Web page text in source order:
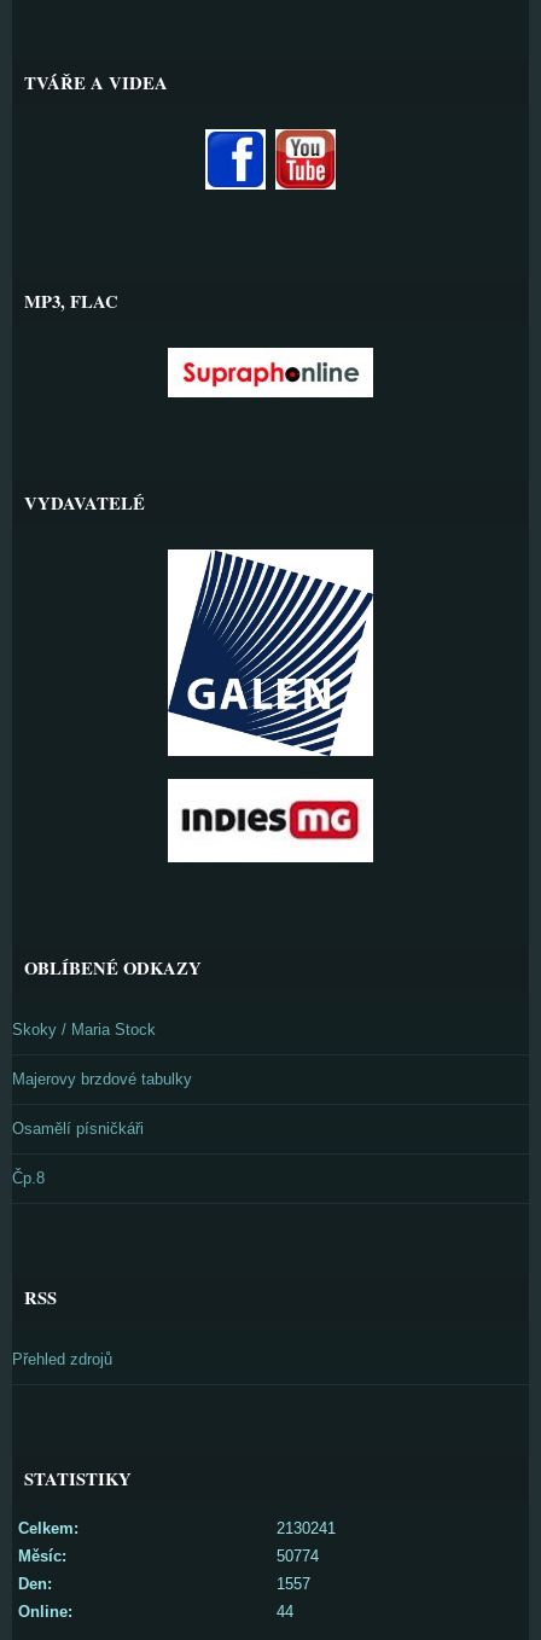
TVÁŘE A VIDEA
MP3, FLAC
VYDAVATELÉ
OBLÍBENÉ ODKAZY
Skoky / Maria Stock
Majerovy brzdové tabulky
Osamělí písničkáři
Čp.8
RSS
Přehled zdrojů
STATISTIKY
Online: 44
Celkem:
2130241
Měsíc:
50774
Den:
1557